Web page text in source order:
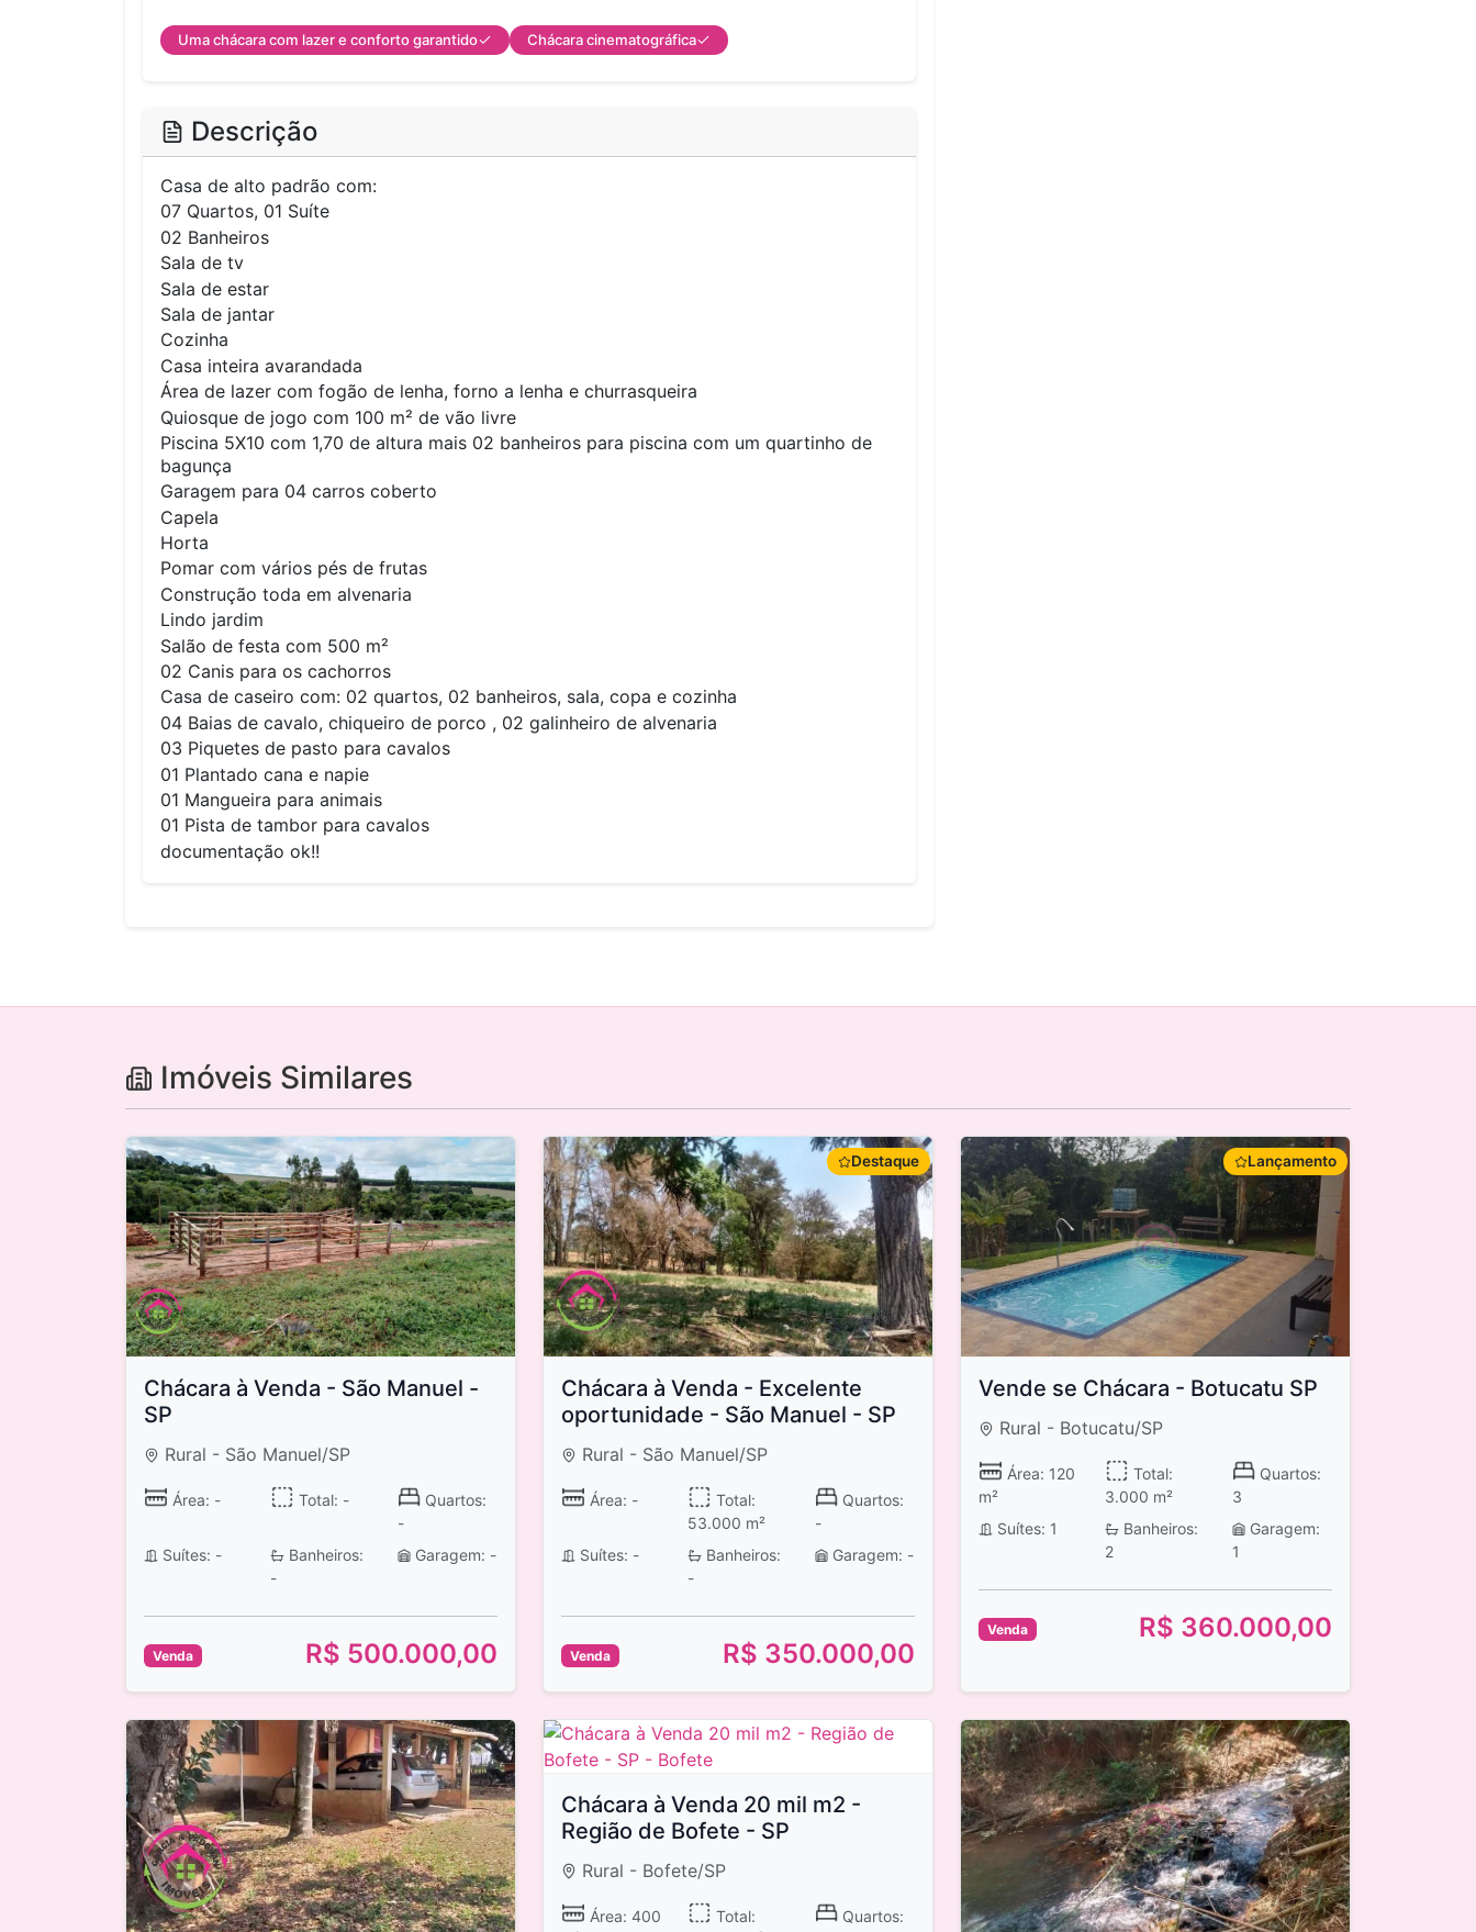
Uma chácara com lazer e conforto garantido Chácara cinematográfica
Descrição
Casa de alto padrão com:
07 Quartos, 01 Suíte
02 Banheiros
Sala de tv
Sala de estar
Sala de jantar
Cozinha
Casa inteira avarandada
Área de lazer com fogão de lenha, forno a lenha e churrasqueira
Quiosque de jogo com 100 m² de vão livre
Piscina 5X10 com 1,70 de altura mais 02 banheiros para piscina com um quartinho de
bagunça
Garagem para 04 carros coberto
Capela
Horta
Pomar com vários pés de frutas
Construção toda em alvenaria
Lindo jardim
Salão de festa com 500 m²
02 Canis para os cachorros
Casa de caseiro com: 02 quartos, 02 banheiros, sala, copa e cozinha
04 Baias de cavalo, chiqueiro de porco , 02 galinheiro de alvenaria
03 Piquetes de pasto para cavalos
01 Plantado cana e napie
01 Mangueira para animais
01 Pista de tambor para cavalos
documentação ok!!
Imóveis Similares
Chácara à Venda - São Manuel -
SP
Rural - São Manuel/SP
Área: - Total: -
Quartos:
-
Suítes: -
Banheiros:
-
Garagem: -
Venda R$ 500.000,00
Destaque
Chácara à Venda - Excelente
oportunidade - São Manuel - SP
Rural - São Manuel/SP
Área: -
Total:
53.000 m²
Quartos:
-
Suítes: -
Banheiros:
-
Garagem: -
Venda R$ 350.000,00
Lançamento
Vende se Chácara - Botucatu SP
Rural - Botucatu/SP
Área: 120
m²
Total:
3.000 m²
Quartos:
3
Suítes: 1
Banheiros:
2
Garagem:
1
Venda R$ 360.000,00
Chácara à Venda 20 mil m2 -
Região de Bofete - SP
Rural - Bofete/SP
Área: 400
Total:
Quartos: